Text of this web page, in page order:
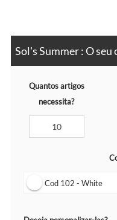
Sol's Summer : O
Quantos artigos
necessita?
Cod 102 - White